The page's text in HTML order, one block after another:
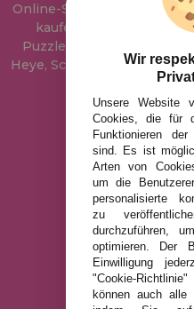
Online-Shop, wo Sie
kaufen können. In
Puzzles der Marken
Heye, Schmidt, Castorland,
Art Puzzle,
COOKIE-
VERSAND
Wir
Unsere Website
Cookies, die für
Funktionieren
sind. Es ist
Arten von
um die
personalisierte
zu
durchzuführen,
optimieren. Der
Einwilligung
"Cookie-
können auch alle